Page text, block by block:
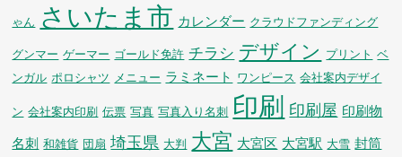
ゃん さいたま市 カレンダー クラウドファンディング
グンマー ゲーマー ゴールド免許 チラシ デザイン プリント ベ
ンガル ポロシャツ メニュー ラミネート ワンピース 会社案内デザイ
ン 会社案内印刷 伝票 写真 写真入り名刺 印刷 印刷屋 印刷物
名刺 和雑貨 団扇 埼玉県 大判 大宮 大宮区 大宮駅 大雪 封筒